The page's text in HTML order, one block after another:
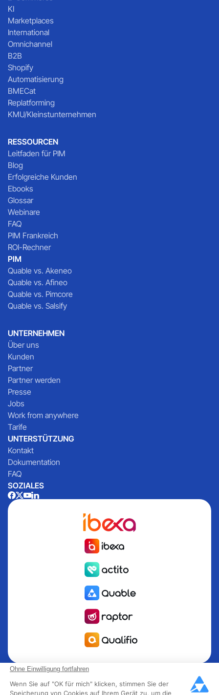
Ohne Einwilligung fortfahren
Wenn Sie auf "OK für mich" klicken, stimmen Sie der
Speicherung von Cookies auf Ihrem Gerät zu, um die
KI
Marketplaces
International
Omnichannel
B2B
Shopify
Automatisierung
BMECat
Replatforming
KMU/Kleinstunternehmen
RESSOURCEN
Leitfaden für PIM
Blog
Erfolgreiche Kunden
Ebooks
Glossar
Webinare
FAQ
PIM Frankreich
ROI-Rechner
PIM
Quable vs. Akeneo
Quable vs. Afineo
Quable vs. Pimcore
Quable vs. Salsify
UNTERNEHMEN
Über uns
Kunden
Partner
Partner werden
Presse
Jobs
Work from anywhere
Tarife
UNTERSTÜTZUNG
Kontakt
Dokumentation
FAQ
SOZIALES
Quable ist die PIM für das Informationsmanagement Produkt
PIM für Marken und Hersteller, die nach Wachstum streben.
Groupe Rocher, Mitsubishi Electric, Escada, Berluti, Delsey,